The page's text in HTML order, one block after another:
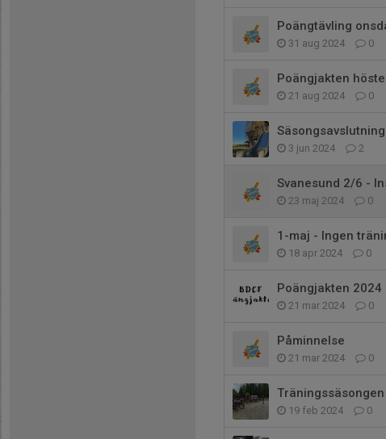
Poängtävling
31 aug 2024 0
Poängjakten
21 aug 2024 0
3 jun 2024 2
Svanesund 2/6 -
23 maj 2024 0
1-maj - Ingen
18 apr 2024 0
Poängjakten 2024
21 mar 2024 0
Påminnelse
21 mar 2024 0
19 feb 2024 0